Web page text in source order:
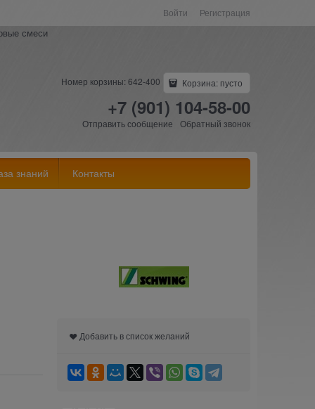
Войти Регистрация
смеси
Номер корзины: 642-400 Корзина: пусто
+7 (901) 104-58-00
Отправить сообщение Обратный звонок
знаний Контакты
Добавить в список желаний